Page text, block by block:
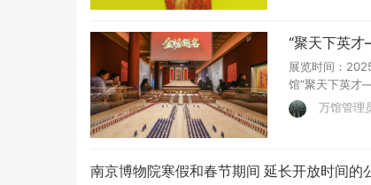
“聚天下英
展览时间：
馆“聚天下英才
万馆管理
南京博物院寒假和春节期间 延长开放时间的